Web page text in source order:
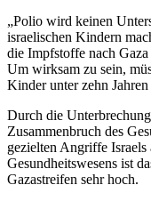
„Polio wird keinen
israelischen Kindern
die Impfstoffe nach
Um wirksam zu sein,
Kinder unter zehn Jahren
Durch die
Zusammenbruch des
gezielten Angriffe Israels
Gesundheitswesens ist
Gazastreifen sehr hoch.